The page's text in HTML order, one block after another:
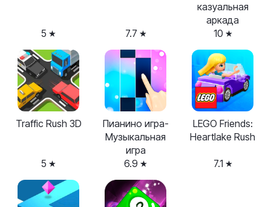
5 7.7
казуальная
аркада
10
Traffic Rush 3D
5
Пианино игра-
Музыкальная
игра
6.9
LEGO Friends:
Heartlake Rush
7.1